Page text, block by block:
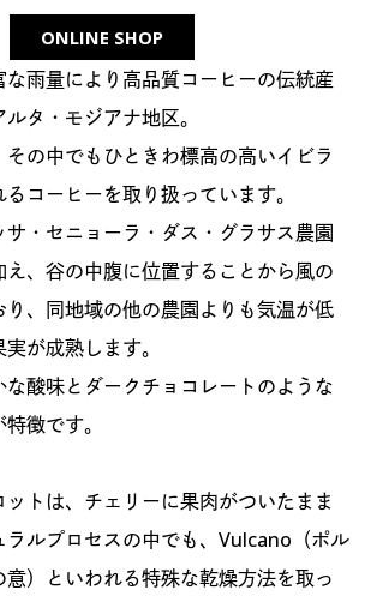
ONLINE SHOP
な雨量により高品質コーヒーの伝統産
タ・モジアナ地区。
の中でもひときわ標高の高いイビラ
コーヒーを取り扱っています。
・セニョーラ・ダス・グラサス農園
え、谷の中腹に位置することから風の
、同地域の他の農園よりも気温が低
が成熟します。
な酸味とダークチョコレートのような
徴です。
トは、チェリーに果肉がついたまま
ラルプロセスの中でも、Vulcano（ポル
意）といわれる特殊な乾燥方法を取っ